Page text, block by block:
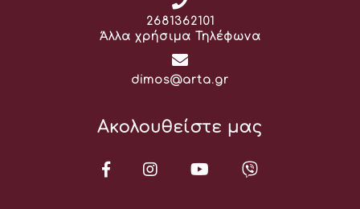
Τηλέφωνο:
2681362101
Άλλα χρήσιμα Τηλέφωνα
Email:
dimos@arta.gr
Ακολουθείστε μας